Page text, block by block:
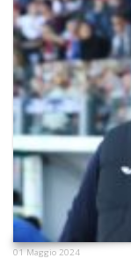
01 Maggio 2024